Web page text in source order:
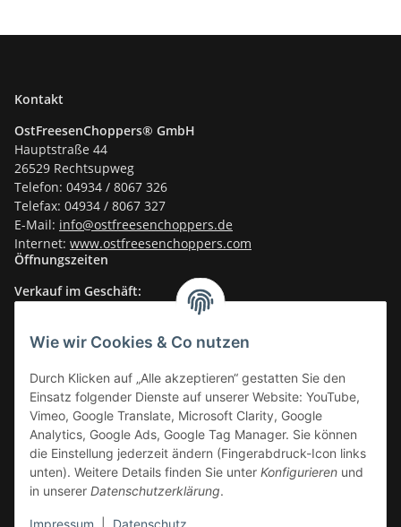
Wie wir Cookies & Co nutzen
Durch Klicken auf „Alle akzeptieren“ gestatten Sie den
Einsatz folgender Dienste auf unserer Website: YouTube,
Vimeo, Google Translate, Microsoft Clarity, Google
Analytics, Google Ads, Google Tag Manager. Sie können
die Einstellung jederzeit ändern (Fingerabdruck-Icon links
unten). Weitere Details finden Sie unter Konfigurieren und
in unserer Datenschutzerklärung.
Kontakt
OstFreesenChoppers® GmbH
Hauptstraße 44
26529 Rechtsupweg
Telefon: 04934 / 8067 326
Telefax: 04934 / 8067 327
E-Mail: info@ostfreesenchoppers.de
Internet: www.ostfreesenchoppers.com
Öffnungszeiten
Verkauf im Geschäft:
Sa.: 10.00–13.30 Uhr
Verkauf im Onlineshop:
24/7
Informationen
Gesetzliche Informationen